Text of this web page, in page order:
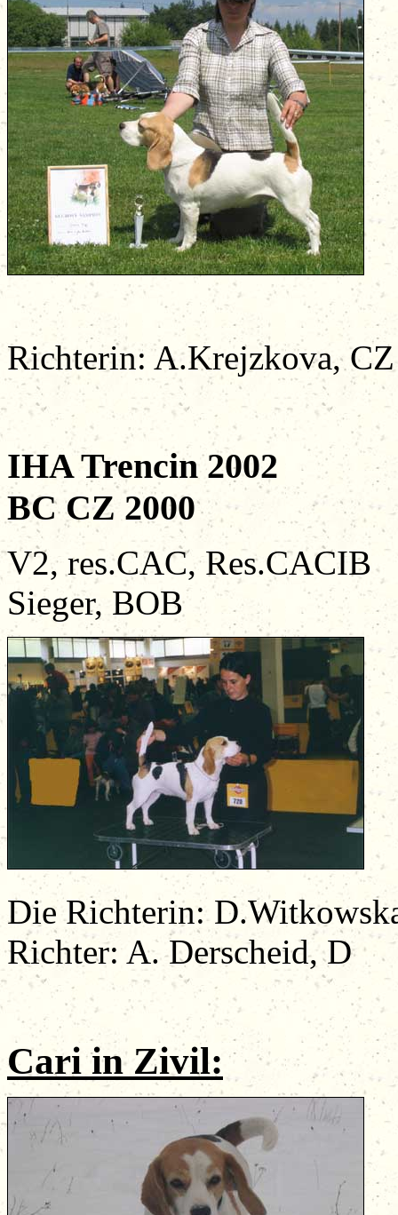
Richterin: A.Krejzkova, CZ
IHA Trencin 2002
BC CZ 2000
V2, res.CAC,
Sieger, BOB
Die Richterin:
Richter: A. Derscheid, D
Cariin Zivil: